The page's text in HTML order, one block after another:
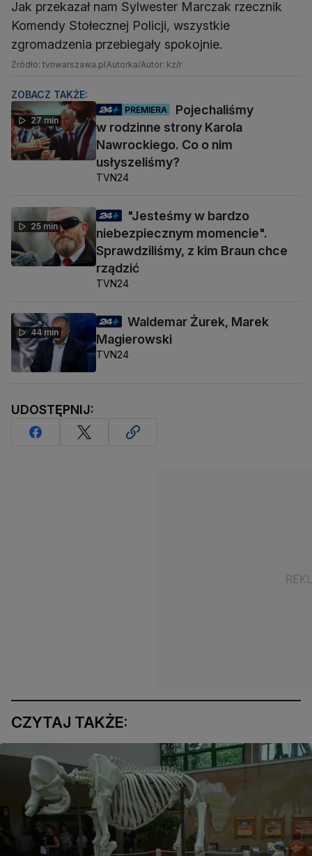
Jak przekazał nam Sylwester Marczak rzecznik
Komendy Stołecznej Policji, wszystkie
zgromadzenia przebiegały spokojnie.
Źródło: tvnwarszawa.plAutorka/Autor: kz/r
ZOBACZ TAKŻE:
27 min
PREMIERA
Pojechaliśmy
w rodzinne strony Karola
Nawrockiego. Co o nim
usłyszeliśmy?
TVN24
25 min
"Jesteśmy w bardzo
niebezpiecznym momencie".
Sprawdziliśmy, z kim Braun chce
rządzić
TVN24
44 min
Waldemar Żurek, Marek
Magierowski
TVN24
UDOSTĘPNIJ:
CZYTAJ TAKŻE: